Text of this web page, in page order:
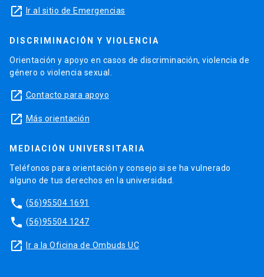
launch Ir al sitio de Emergencias
DISCRIMINACIÓN Y VIOLENCIA
Orientación y apoyo en casos de discriminación, violencia de
género o violencia sexual.
launch Contacto para apoyo
launch Más orientación
MEDIACIÓN UNIVERSITARIA
Teléfonos para orientación y consejo si se ha vulnerado
alguno de tus derechos en la universidad.
phone (56)95504 1691
phone (56)95504 1247
launch Ir a la Oficina de Ombuds UC